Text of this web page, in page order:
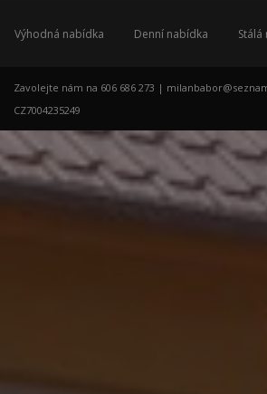
Výhodná nabídka Denní nabídka Stálá
Zavolejte nám na 606 686 273 |
CZ7004235249